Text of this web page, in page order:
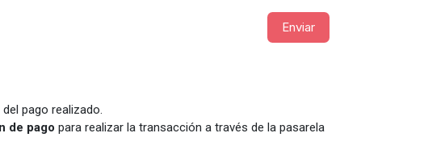
Enviar
pago realizado.
de pago para realizar la transacción a través de la pasarela